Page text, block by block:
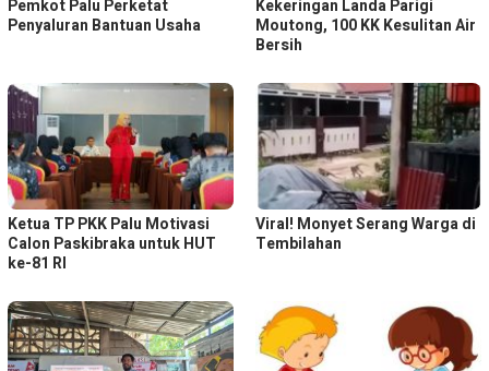
Pemkot Palu Perketat
Penyaluran Bantuan Usaha
Kekeringan Landa Parigi
Moutong, 100 KK Kesulitan Air
Bersih
Ketua TP PKK Palu Motivasi
Calon Paskibraka untuk HUT
ke-81 RI
Viral! Monyet Serang Warga di
Tembilahan